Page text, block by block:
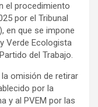
el procedimiento
por el Tribunal
en que se impone
Verde Ecologista
del Trabajo.
omisión de retirar
por la
y al PVEM por las